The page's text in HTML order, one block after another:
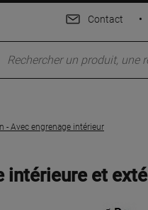
Contact •
- Avec engrenage intérieur
et